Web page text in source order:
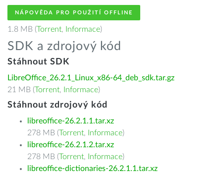
NÁPOVĚDA PRO POUŽITÍ OFFLINE
1.8 MB (Torrent, Informace)
SDK a zdrojový kód
Stáhnout SDK
LibreOffice_26.2.1_Linux_x86-64_deb_sdk.tar.gz
21 MB (Torrent, Informace)
Stáhnout zdrojový kód
libreoffice-26.2.1.1.tar.xz
278 MB (Torrent, Informace)
libreoffice-26.2.1.2.tar.xz
278 MB (Torrent, Informace)
libreoffice-dictionaries-26.2.1.1.tar.xz